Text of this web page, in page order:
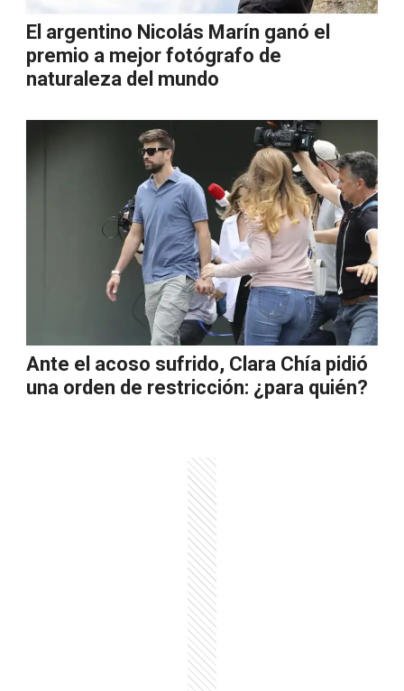
El argentino Nicolás Marín ganó el
premio a mejor fotógrafo de
naturaleza del mundo
Ante el acoso sufrido, Clara Chía pidió
una orden de restricción: ¿para quién?